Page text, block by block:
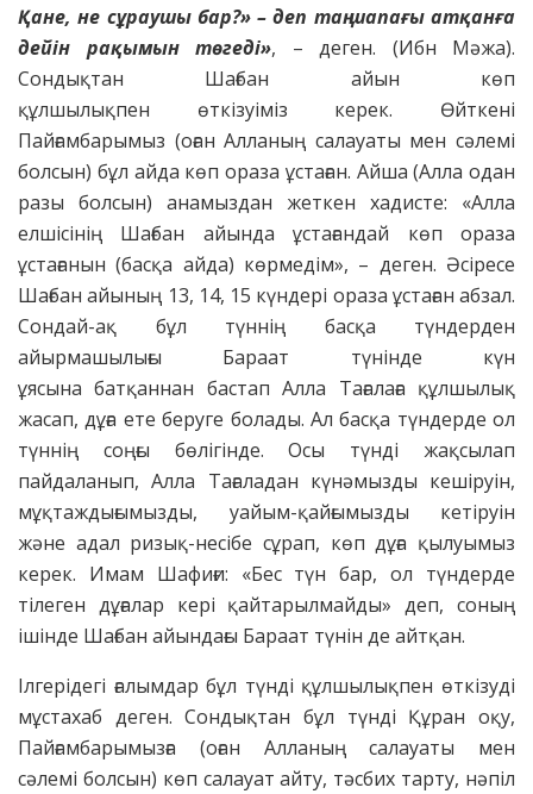
Қане, не сұраушы бар?» – деп таңшапағы атқанға
дейін рақымын төгеді», – деген. (Ибн Мәжа).
Сондықтан Шағбан айын көп
құлшылықпен өткізуіміз керек. Өйткені
Пайғамбарымыз (оған Алланың салауаты мен сәлемі
болсын) бұл айда көп ораза ұстаған. Айша (Алла одан
разы болсын) анамыздан жеткен хадисте: «Алла
елшісінің Шағбан айында ұстағандай көп ораза
ұстағанын (басқа айда) көрмедім», – деген. Әсіресе
Шағбан айының 13, 14, 15 күндері ораза ұстаған абзал.
Сондай-ақ бұл түннің басқа түндерден
айырмашылығы Бараат түнінде күн
ұясына батқаннан бастап Алла Тағалаға құлшылық
жасап, дұға ете беруге болады. Ал басқа түндерде ол
түннің соңғы бөлігінде. Осы түнді жақсылап
пайдаланып, Алла Тағаладан күнәмызды кешіруін,
мұқтаждығымызды, уайым-қайғымызды кетіруін
және адал ризық-несібе сұрап, көп дұға қылуымыз
керек. Имам Шафиғи: «Бес түн бар, ол түндерде
тілеген дұғалар кері қайтарылмайды» деп, соның
ішінде Шағбан айындағы Бараат түнін де айтқан.
Ілгерідегі ғалымдар бұл түнді құлшылықпен өткізуді
мұстахаб деген. Сондықтан бұл түнді Құран оқу,
Пайғамбарымызға (оған Алланың салауаты мен
сәлемі болсын) көп салауат айту, тәсбих тарту, нәпіл